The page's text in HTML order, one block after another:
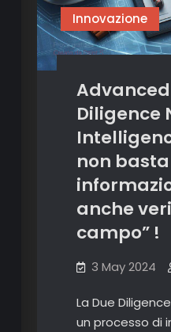
Innovazione
Advanced
Diligence
non
anche
campo” !
3 May 2024
La Due
un processo di